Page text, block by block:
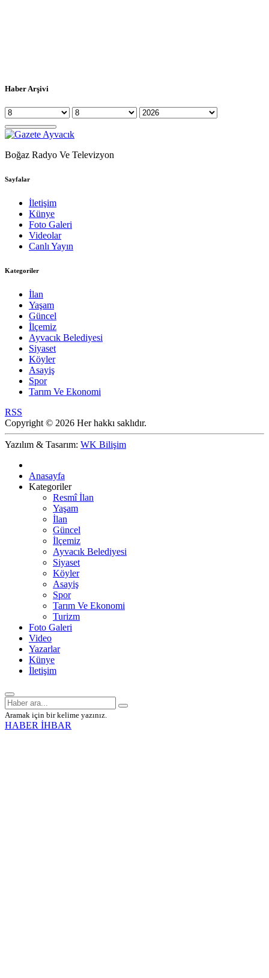
Haber Arşivi
Boğaz Radyo Ve Televizyon
Sayfalar
İletişim
Künye
Foto Galeri
Videolar
Canlı Yayın
Kategoriler
İlan
Yaşam
Güncel
İlçemiz
Ayvacık Belediyesi
Siyaset
Köyler
Asayiş
Spor
Tarım Ve Ekonomi
RSS
Copyright © 2026 Her hakkı saklıdır.
Yazılım & Tasarım: WK Bilişim
Anasayfa
Kategoriler
Resmî İlan
Yaşam
İlan
Güncel
İlçemiz
Ayvacık Belediyesi
Siyaset
Köyler
Asayiş
Spor
Tarım Ve Ekonomi
Turizm
Foto Galeri
Video
Yazarlar
Künye
İletişim
Aramak için bir kelime yazınız.
HABER İHBAR